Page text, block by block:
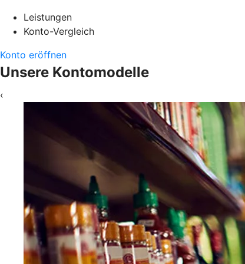
Leistungen
Konto-Vergleich
Konto eröffnen
Unsere Kontomodelle
‹